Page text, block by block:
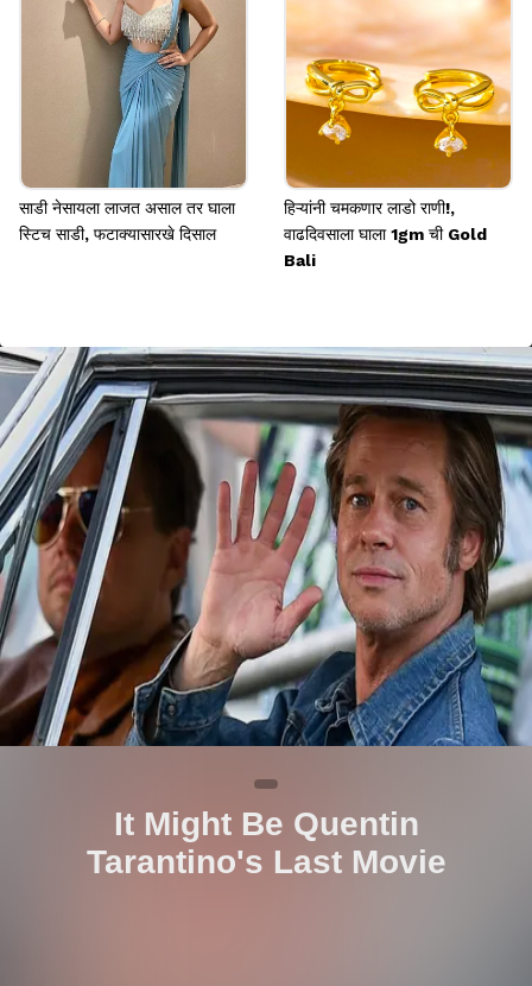
साडी नेसायला लाजत असाल तर घाला
स्टिच साडी, फटाक्यासारखे दिसाल
हिऱ्यांनी चमकणार लाडो राणी!,
वाढदिवसाला घाला 1gm ची Gold
Bali